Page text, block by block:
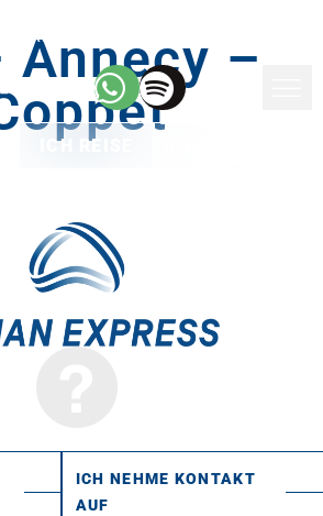
Textgröße
ICH REISE
Annecy –
ICH NEHME KONTAKT
AUF